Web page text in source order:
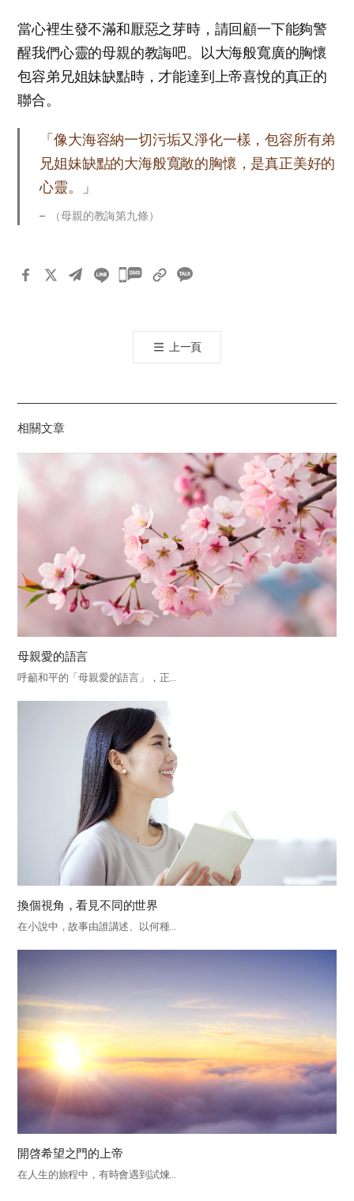
當心裡生發不滿和厭惡之芽時，請回顧一下能夠警
醒我們心靈的母親的教誨吧。以大海般寬廣的胸懷
包容弟兄姐妹缺點時，才能達到上帝喜悅的真正的
聯合。
「像大海容納一切污垢又淨化一樣，包容所有弟
兄姐妹缺點的大海般寬敞的胸懷，是真正美好的
心靈。」
（母親的教誨第九條）
카
톡
공
기
上一頁
相關文章
母親愛的語言
呼籲和平的「母親愛的語言」，正...
換個視角，看見不同的世界
在小說中，故事由誰講述、以何種...
開啓希望之門的上帝
在人生的旅程中，有時會遇到試煉...